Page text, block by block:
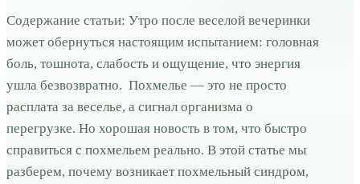
Содержание статьи: Утро после веселой вечеринки
может обернуться настоящим испытанием: головная
боль, тошнота, слабость и ощущение, что энергия
ушла безвозвратно. Похмелье — это не просто
расплата за веселье, а сигнал организма о
перегрузке. Но хорошая новость в том, что быстро
справиться с похмельем реально. В этой статье мы
разберем, почему возникает похмельный синдром,